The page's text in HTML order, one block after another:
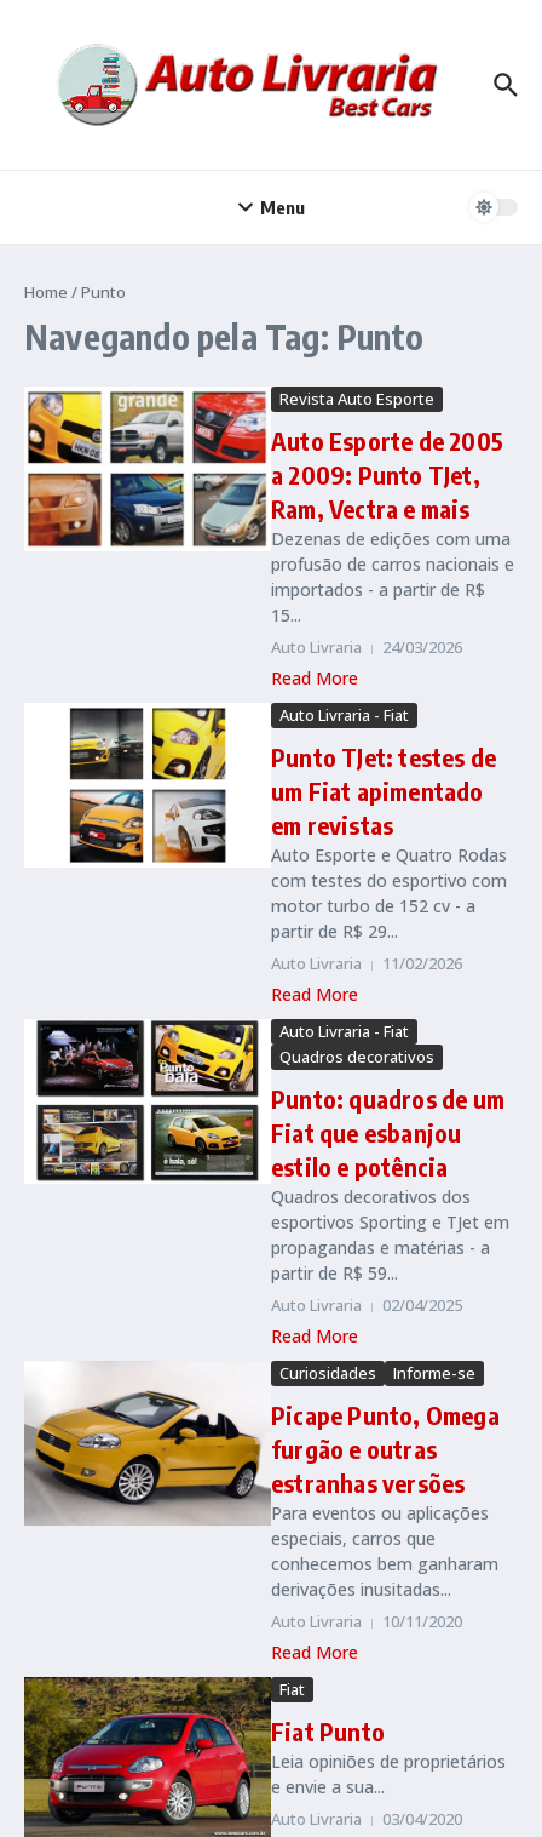
Menu
Home /Punto
Navegando pela Tag: Punto
Revista Auto Esporte
Auto Esporte de 2005
a 2009: Punto TJet,
Ram, Vectra e mais
Dezenas de edições com uma
profusão de carros nacionais e
importados - a partir de R$
15...
Auto Livraria 24/03/2026
Read More
Auto Livraria - Fiat
Punto TJet: testes de
um Fiat apimentado
em revistas
Auto Esporte e Quatro Rodas
com testes do esportivo com
motor turbo de 152 cv - a
partir de R$ 29...
Auto Livraria 11/02/2026
Read More
Auto Livraria - Fiat
Quadros decorativos
Punto: quadros de um
Fiat que esbanjou
estilo e potência
Quadros decorativos dos
esportivos Sporting e TJet em
propagandas e matérias - a
partir de R$ 59...
Auto Livraria 02/04/2025
Read More
Curiosidades Informe-se
Picape Punto, Omega
furgão e outras
estranhas versões
Para eventos ou aplicações
especiais, carros que
conhecemos bem ganharam
derivações inusitadas...
Auto Livraria 10/11/2020
Read More
Fiat
Fiat Punto
Leia opiniões de proprietários
e envie a sua...
Auto Livraria 03/04/2020